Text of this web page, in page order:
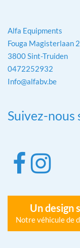
Alfa Equipments
Fouga Magisterlaan
3800 Sint-Truiden
0472252932
Info@alfabv.be
Suivez-nous
Un design
Notre véhicule de